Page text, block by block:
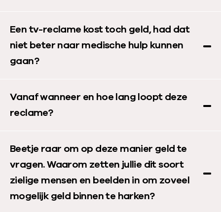
Een tv-reclame kost toch geld, had dat
niet beter naar medische hulp kunnen
gaan?
Vanaf wanneer en hoe lang loopt deze
reclame?
Beetje raar om op deze manier geld te
vragen. Waarom zetten jullie dit soort
zielige mensen en beelden in om zoveel
mogelijk geld binnen te harken?